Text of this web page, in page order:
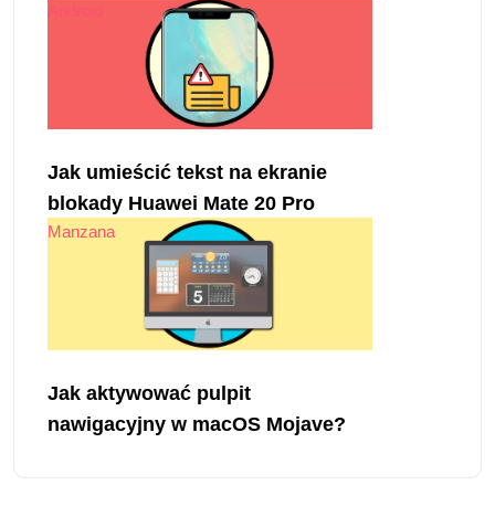
Jak umieścić tekst na ekranie
blokady Huawei Mate 20 Pro
Manzana
Jak aktywować pulpit
nawigacyjny w macOS Mojave?